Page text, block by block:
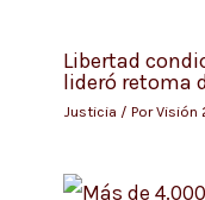
Libertad
lideró retoma
Justicia / PorVisión